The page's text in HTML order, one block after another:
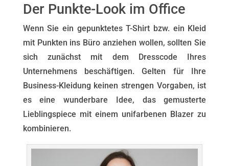
Der Punkte-Look im Office
Wenn Sie ein gepunktetes T-Shirt bzw. ein Kleid
mit Punkten ins Büro anziehen wollen, sollten Sie
sich zunächst mit dem Dresscode Ihres
Unternehmens beschäftigen. Gelten für Ihre
Business-Kleidung keinen strengen Vorgaben, ist
es eine wunderbare Idee, das gemusterte
Lieblingspiece mit einem unifarbenen Blazer zu
kombinieren.